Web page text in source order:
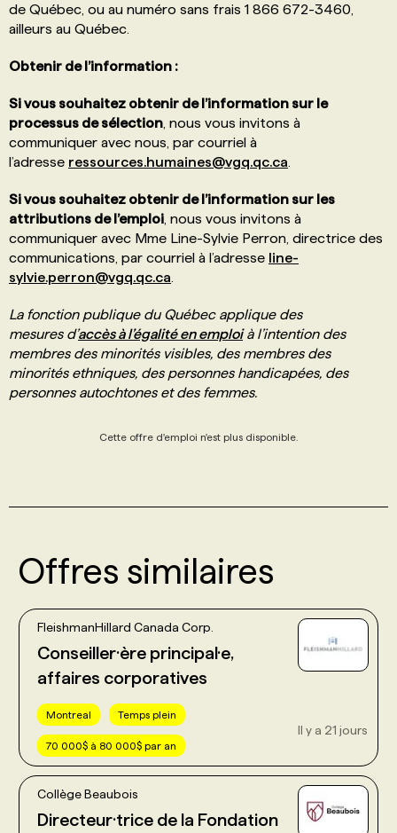
de Québec, ou au numéro sans frais 1 866 672-3460,
ailleurs au Québec.
Obtenir de l’information :
Si vous souhaitez obtenir de l’information sur le
processus de sélection , nous vous invitons à
communiquer avec nous, par courriel à
l’adresse ressources.humaines@vgq.qc.ca
Si vous souhaitez obtenir de l’information sur les
attributions de l’emploi , nous vous invitons à
communiquer avec Mme Line-Sylvie Perron, directrice des
communications, par courriel à l’adresse line-
sylvie.perron@vgq.qc.ca
La fonction publique du Québec applique des
mesures d’accès à l’égalité en emploià l’intention des
membres des minorités visibles, des membres des
minorités ethniques, des personnes handicapées, des
personnes autochtones et des femmes.
Cette offre d'emploi n'est plus disponible.
Offres similaires
FleishmanHillard Canada Corp.
Conseiller·ère principal·e,
affaires corporatives
Montreal Temps plein
70 000$ à 80 000$ par an
Il y a 21 jours
Collège Beaubois
Directeur·trice de la Fondation